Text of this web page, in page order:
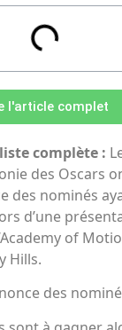
l'article complet
liste complète :
des Oscars
des nominés
d’une
of
Hills.
des